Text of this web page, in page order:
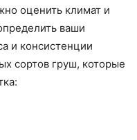
оценить климат и
ваши
и консистенции
сортов груш, которые